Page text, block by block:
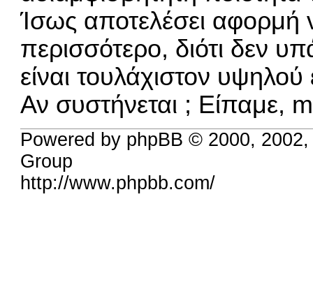
Ίσως αποτελέσει αφορμή
περισσότερο, διότι δεν
είναι τουλάχιστον
Αν συστήνεται ; Είπαμε,
Powered by phpBB © 2000,
Group
http://www.phpbb.com/